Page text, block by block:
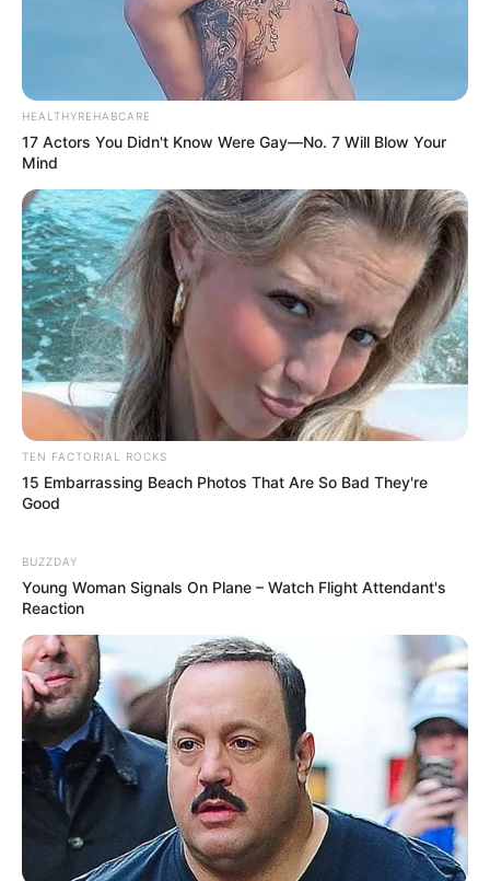
FACEBOOK
DESTAQUES DA SEMANA
Agente de Saúde é indiciada por falsificar
visitas que nunca aconteceram.
Câmara dos Deputados: anuênios, triênios,
quinquênios, sexta-parte e licenças-prêmio
entram no debate.
mobilização.
Presidente Kennedy (ES) abre processo
seletivo para Agentes de Saúde e de
Combate às Endemias.
PEC 14: o que acontece com quinquênio,
triênio e sexta-parte na aposentadoria?
HEALTHYREHABCARE
17 Actors You Didn't Know Were Gay—No. 7 Will Blow Your
Mind
TEN FACTORIAL ROCKS
15 Embarrassing Beach Photos That Are So Bad They're
Good
BUZZDAY
Young Woman Signals On Plane – Watch Flight Attendant's
Reaction